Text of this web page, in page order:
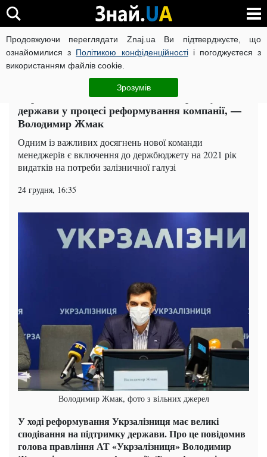
Продовжуючи переглядати Znaj.ua Ви підтверджуєте, що
ознайомилися з Політикою конфіденційностіі погоджуєтеся з
використанням файлів cookie.
Зрозумів
ВІЙНА РОСІЇ ПРОТИ УКРАЇНИ КОРОНАВІРУС В УКРАЇНІ
Економіка ЧИТАТЬ НА РУССКОМ
Укрзалізниця сподівається на підтримку
держави у процесі реформування компанії, —
Володимир Жмак
Одним із важливих досягнень нової команди
менеджерів є включення до держбюджету на 2021 рік
видатків на потреби залізничної галузі
24 грудня, 16:35
Володимир Жмак, фото з вільних джерел
У ході реформування Укрзалізниця має великі
сподівання на підтримку держави. Про цеповідомив
голова правління АТ «Укрзалізниця» Володимир